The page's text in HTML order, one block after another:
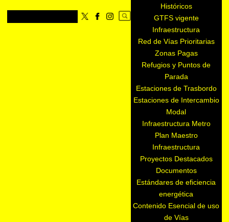
Históricos
GTFS vigente
Infraestructura
Red de Vías Prioritarias
Zonas Pagas
Refugios y Puntos de
Parada
Estaciones de Trasbordo
Estaciones de Intercambio
Modal
Infraestructura Metro
Plan Maestro
Infraestructura
Proyectos Destacados
Documentos
Estándares de eficiencia
energética
Contenido Esencial de uso
de Vías